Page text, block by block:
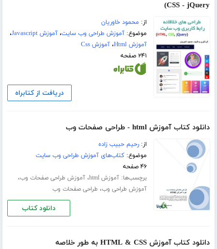
CSS - jQuery)
از: محمود خاوریان
موضوع:آموزش طراحی وب سایت،آموزش Javascript
،
آموزش Html
،آموزش Css
۲۴۱ صفحه
دریافت از کتابراه
دانلود کتاب آموزش html - طراحی صفحات وب
از:رحیم حبیب زاده
موضوع:کتاب‌های آموزش طراحی وب سایت
۴۶ صفحه
برچسب‌ها:آموزش html ،آموزش طراحی صفحات وب،
آموزش طراحی وب، طراحی صفحات وب
دانلود کتاب
دانلود کتاب آموزش HTML & CSS به طور خلاصه